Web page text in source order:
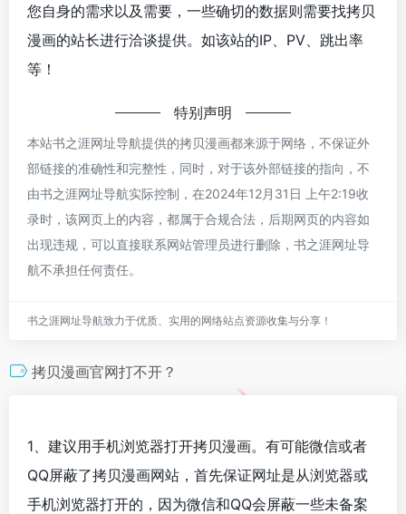
您自身的需求以及需要，一些确切的数据则需要找拷贝
漫画的站长进行洽谈提供。如该站的IP、PV、跳出率
等！
特别声明
本站书之涯网址导航提供的拷贝漫画都来源于网络，不保证外
部链接的准确性和完整性，同时，对于该外部链接的指向，不
由书之涯网址导航实际控制，在2024年12月31日 上午2:19收
录时，该网页上的内容，都属于合规合法，后期网页的内容如
出现违规，可以直接联系网站管理员进行删除，书之涯网址导
航不承担任何责任。
书之涯网址导航致力于优质、实用的网络站点资源收集与分享！
拷贝漫画官网打不开？
1、建议用手机浏览器打开拷贝漫画。有可能微信或者
QQ屏蔽了拷贝漫画网站，首先保证网址是从浏览器或
手机浏览器打开的，因为微信和QQ会屏蔽一些未备案